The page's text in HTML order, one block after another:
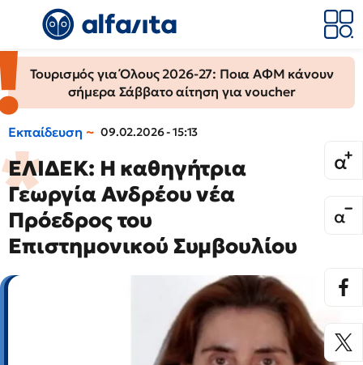
Τουρισμός για Όλους 2026-27: Ποια ΑΦΜ κάνουν
σήμερα Σάββατο αίτηση για voucher
Εκπαίδευση 09.02.2026 - 15:13
ΕΛΙΔΕΚ: Η καθηγήτρια
Γεωργία Ανδρέου νέα
Πρόεδρος του
Επιστημονικού Συμβουλίου